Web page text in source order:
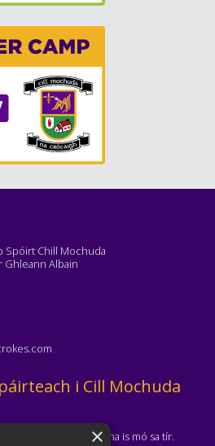
Spóirt Chill Mochuda
Ghleann Albain
i Cill Mochuda
cheann de na clubanna is mó sa tír.
×